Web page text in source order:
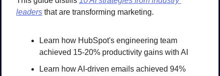
leaders that are transforming marketing.
Learn how HubSpot's engineering team
achieved 15-20% productivity gains with AI
Learn how AI-driven emails achieved 94%